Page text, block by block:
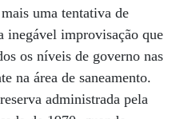
uma tentativa de
inegável improvisação que
os níveis de governo nas
na área de saneamento.
administrada pela